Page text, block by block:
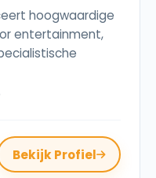
hoogwaardige
entertainment,
Bekijk Profiel